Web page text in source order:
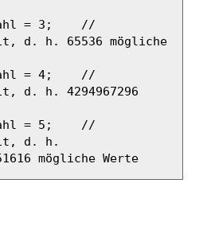
= 3 ;
//
d. h. 65536 mögliche
= 4;
//
d. h. 4294967296
= 5 ;
//
d. h.
mögliche Werte